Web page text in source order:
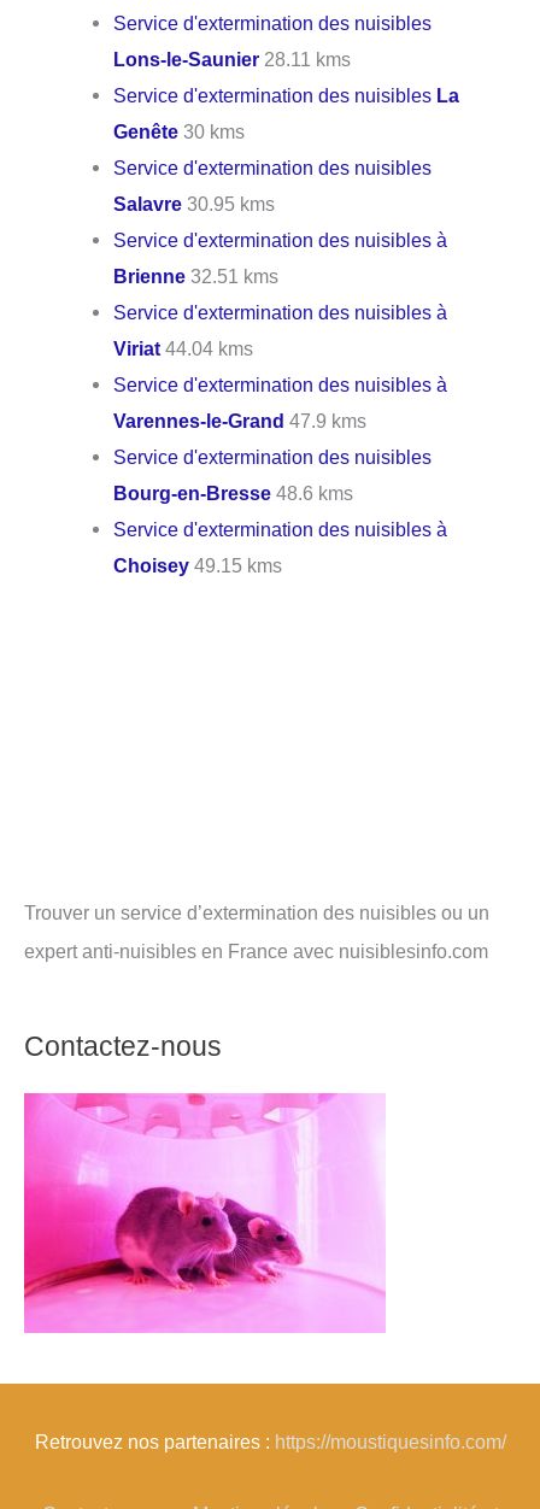
Service d'extermination des nuisibles
Lons-le-Saunier 28.11 kms
Service d'extermination des nuisibles La
Genête 30 kms
Service d'extermination des nuisibles
Salavre 30.95 kms
Service d'extermination des nuisibles à
Brienne 32.51 kms
Service d'extermination des nuisibles à
Viriat 44.04 kms
Service d'extermination des nuisibles à
Varennes-le-Grand 47.9 kms
Service d'extermination des nuisibles
Bourg-en-Bresse 48.6 kms
Service d'extermination des nuisibles à
Choisey 49.15 kms
Trouver un service d’extermination des nuisibles ou un
expert anti-nuisibles en France avec nuisiblesinfo.com
Contactez-nous
Retrouvez nos partenaires : https://moustiquesinfo.com/